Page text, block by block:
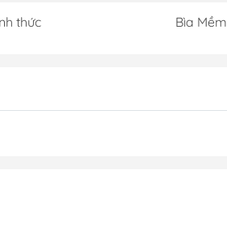
thức Bìa Mềm